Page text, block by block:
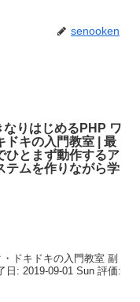
senooken
りはじめるPHP ワ
ドキの入門教室 | 最
ひとまず動作するア
テムを作りながら学
ドキドキの入門教室 副
日: 2019-09-01 Sun 評価: